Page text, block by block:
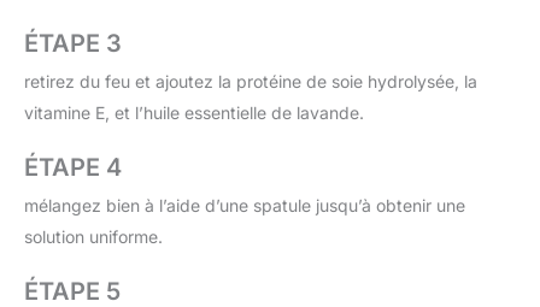
ÉTAPE 3
retirez du feu et ajoutez la protéine de soie hydrolysée, la
vitamine E, et l’huile essentielle de lavande.
ÉTAPE 4
mélangez bien à l’aide d’une spatule jusqu’à obtenir une
solution uniforme.
ÉTAPE 5